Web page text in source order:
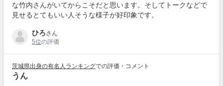
な竹内さんがいてからこそだと思います。そしてトークなどで
見せるとてもいい人そうな様子が好印象です。
ひろさん
5位の評価
茨城県出身の有名人ランキングでの評価・コメント
うん